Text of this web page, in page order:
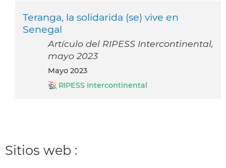
Teranga, la solidarida (se) vive en
Senegal
Artículo del RIPESS Intercontinental,
mayo 2023
mayo 2023
RIPESS Intercontinental
Sitios web :